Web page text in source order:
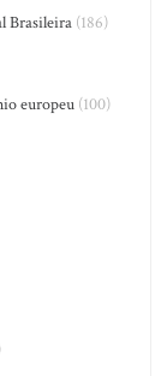
Brasileira (186)
europeu(100)